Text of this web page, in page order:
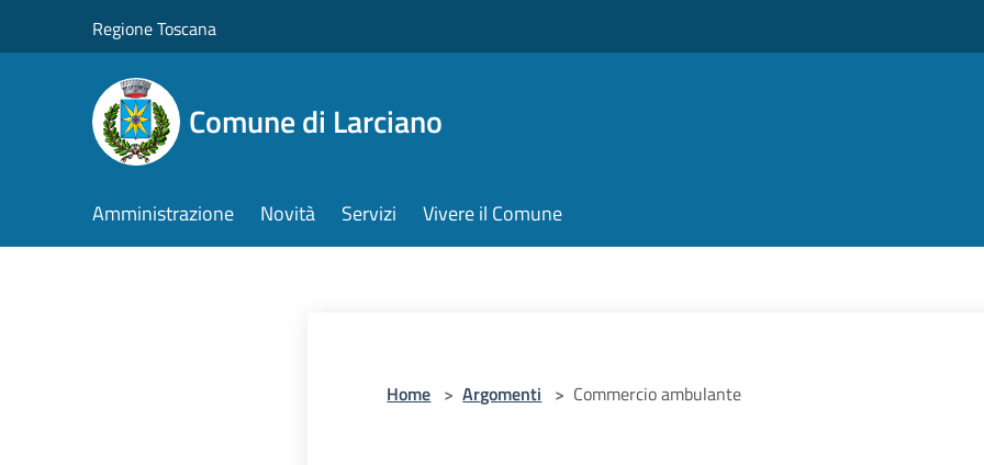
Regione Toscana
Comune di Larciano
Amministrazione Novità Servizi Vivere il Comune
Home > Argomenti > Commercio ambulante